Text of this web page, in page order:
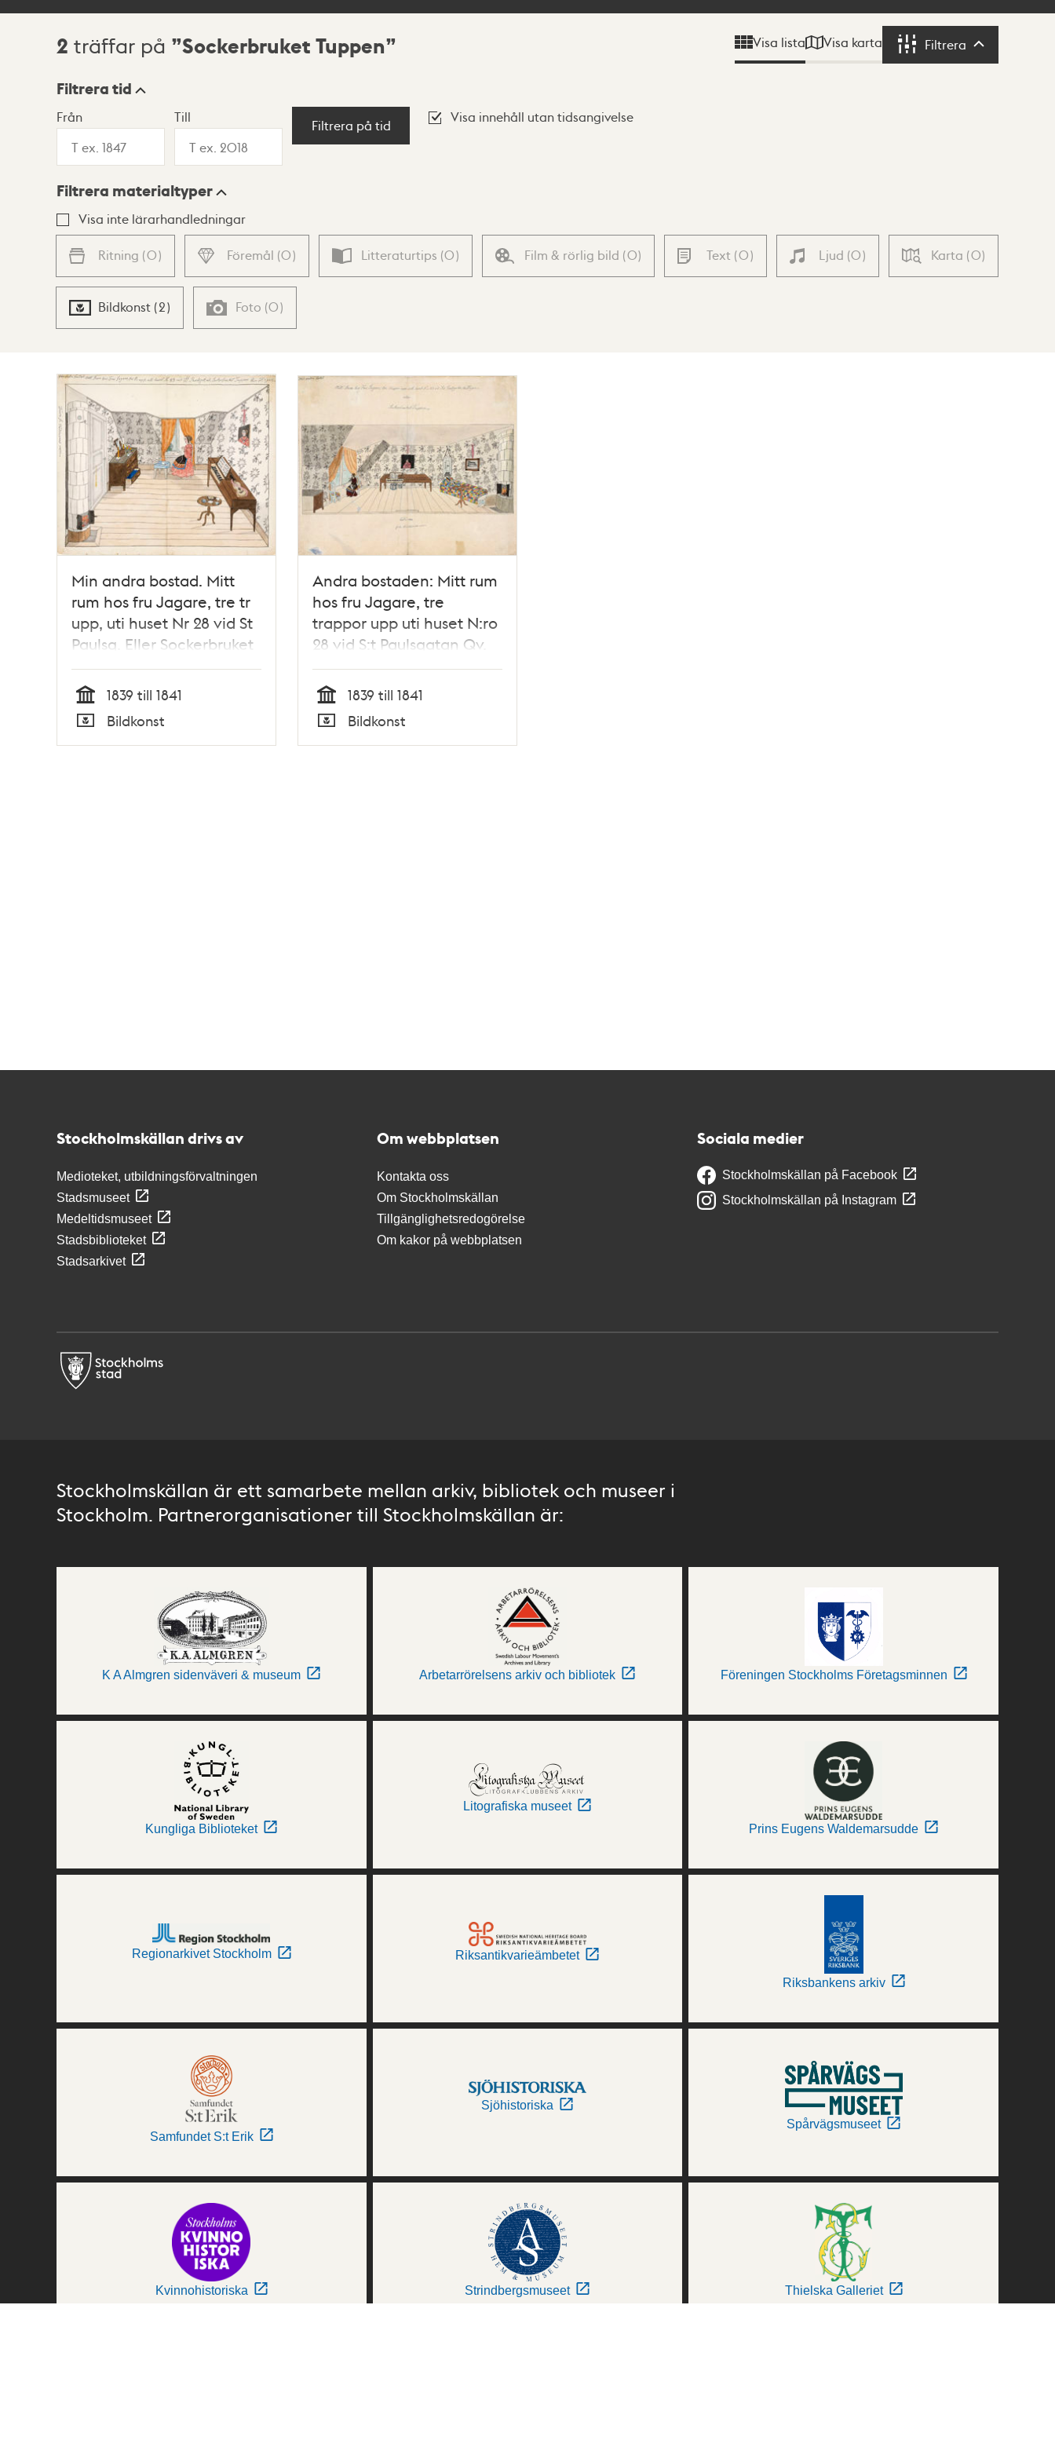
Sökresultat
2 träffar på Sockerbruket Tuppen Visa lista Visa karta Filtrera Filtrera
Visningsläge
Lista Karta
Filtrera tid
Från Till
Filtrera på tid
Visa innehåll utan tidsangivelse
Filtrera materialtyper
Visa inte lärarhandledningar
Ritning (0) Föremål (0) Litteraturtips (0) Film & rörlig bild (0) Text (0) Ljud (0) Karta (0)
Bildkonst (2) Foto (0)
Min andra bostad. Mitt
rum hos fru Jagare, tre tr
upp, uti huset Nr 28 vid St
Paulsg. Eller Sockerbruket
Tuppen
Tid
1839 till 1841
Typ
Bildkonst
Andra bostaden: Mitt rum
hos fru Jagare, tre
trappor upp uti huset N:ro
28 vid S:t Paulsgatan Qv.
Hagen eller Sockerbruket
Tuppen
Tid
1839 till 1841
Typ
Bildkonst
Stockholmskällan drivs av
Medioteket, utbildningsförvaltningen
Stadsmuseet
Medeltidsmuseet
Stadsbiblioteket
Stadsarkivet
Om webbplatsen
Kontakta oss
Om Stockholmskällan
Tillgänglighetsredogörelse
Om kakor på webbplatsen
Sociala medier
Stockholmskällan på Facebook
Stockholmskällan på Instagram
Stockholmskällan är ett samarbete mellan arkiv, bibliotek och museer i
Stockholm. Partnerorganisationer till Stockholmskällan är:
K A Almgren sidenväveri & museum Arbetarrörelsens arkiv och bibliotek Föreningen Stockholms Företagsminnen
Kungliga Biblioteket
Litografiska museet
Prins Eugens Waldemarsudde
Regionarkivet Stockholm Riksantikvarieämbetet
Riksbankens arkiv
Samfundet S:t Erik
Sjöhistoriska
Spårvägsmuseet
Kvinnohistoriska Strindbergsmuseet Thielska Galleriet